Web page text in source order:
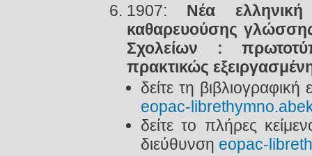
1907: Νέα
καθαρευούσης
Σχολείων :
πρακτικώς
δείτε τη
eopac-
δείτε το πλήρες
διεύθυνση eopac-